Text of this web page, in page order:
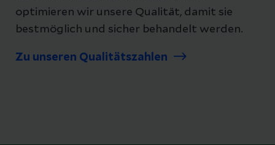
optimieren wir unsere Qualität, damit sie
bestmöglich und sicher behandelt werden.
Zu unseren Qualitätszahlen